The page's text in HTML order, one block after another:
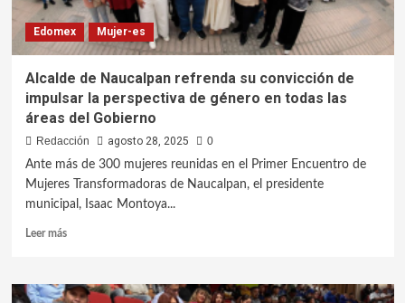
Edomex Mujer-es
Alcalde de Naucalpan refrenda su convicción de
impulsar la perspectiva de género en todas las
áreas del Gobierno
Redacción agosto 28, 2025
0
Ante más de 300 mujeres reunidas en el Primer Encuentro de
Mujeres Transformadoras de Naucalpan, el presidente
municipal, Isaac Montoya...
Leer más